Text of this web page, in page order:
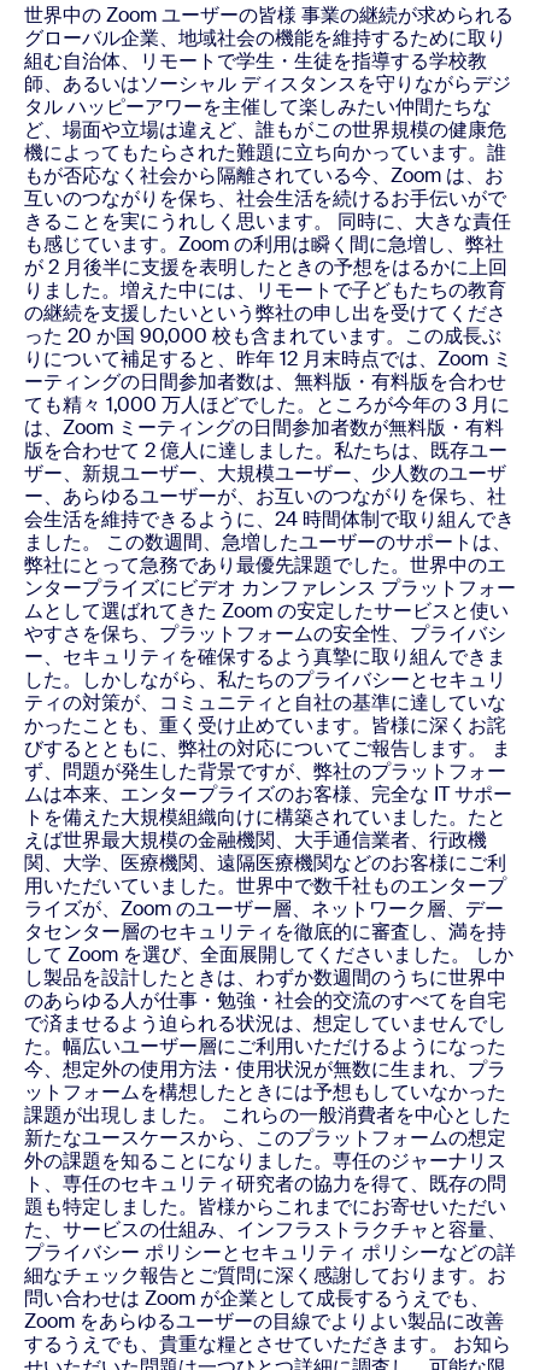
世界中の Zoom ユーザーの皆様 事業の継続が求められる
グローバル企業、地域社会の機能を維持するために取り
組む自治体、リモートで学生・生徒を指導する学校教
師、あるいはソーシャル ディスタンスを守りながらデジ
タル ハッピーアワーを主催して楽しみたい仲間たちな
ど、場面や立場は違えど、誰もがこの世界規模の健康危
機によってもたらされた難題に立ち向かっています。誰
もが否応なく社会から隔離されている今、Zoom は、お
互いのつながりを保ち、社会生活を続けるお手伝いがで
きることを実にうれしく思います。
同時に、大きな責任
も感じています。Zoom の利用は瞬く間に急増し、弊社
が 2 月後半に支援を表明したときの予想をはるかに上回
りました。増えた中には、リモートで子どもたちの教育
の継続を支援したいという弊社の申し出を受けてくださ
った 20 か国 90,000 校も含まれています。この成長ぶ
りについて補足すると、昨年 12 月末時点では、Zoom ミ
ーティングの日間参加者数は、無料版・有料版を合わせ
ても精々 1,000 万人ほどでした。ところが今年の 3 月に
は、Zoom ミーティングの日間参加者数が無料版・有料
版を合わせて 2 億人に達しました。私たちは、既存ユー
ザー、新規ユーザー、大規模ユーザー、少人数のユーザ
ー、あらゆるユーザーが、お互いのつながりを保ち、社
会生活を維持できるように、24 時間体制で取り組んでき
ました。
この数週間、急増したユーザーのサポートは、
弊社にとって急務であり最優先課題でした。世界中のエ
ンタープライズにビデオ カンファレンス プラットフォー
ムとして選ばれてきた Zoom の安定したサービスと使い
やすさを保ち、プラットフォームの安全性、プライバシ
ー、セキュリティを確保するよう真摯に取り組んできま
した。しかしながら、私たちのプライバシーとセキュリ
ティの対策が、コミュニティと自社の基準に達していな
かったことも、重く受け止めています。皆様に深くお詫
びするとともに、弊社の対応についてご報告します。
ま
ず、問題が発生した背景ですが、弊社のプラットフォー
ムは本来、エンタープライズのお客様、完全な IT サポー
トを備えた大規模組織向けに構築されていました。たと
えば世界最大規模の金融機関、大手通信業者、行政機
関、大学、医療機関、遠隔医療機関などのお客様にご利
用いただいていました。世界中で数千社ものエンタープ
ライズが、Zoom のユーザー層、ネットワーク層、デー
タセンター層のセキュリティを徹底的に審査し、満を持
して Zoom を選び、全面展開してくださいました。
しか
し製品を設計したときは、わずか数週間のうちに世界中
のあらゆる人が仕事・勉強・社会的交流のすべてを自宅
で済ませるよう迫られる状況は、想定していませんでし
た。幅広いユーザー層にご利用いただけるようになった
今、想定外の使用方法・使用状況が無数に生まれ、プラ
ットフォームを構想したときには予想もしていなかった
課題が出現しました。
これらの一般消費者を中心とした
新たなユースケースから、このプラットフォームの想定
外の課題を知ることになりました。専任のジャーナリス
ト、専任のセキュリティ研究者の協力を得て、既存の問
題も特定しました。皆様からこれまでにお寄せいただい
た、サービスの仕組み、インフラストラクチャと容量、
プライバシー ポリシーとセキュリティ ポリシーなどの詳
細なチェック報告とご質問に深く感謝しております。お
問い合わせは Zoom が企業として成長するうえでも、
Zoom をあらゆるユーザーの目線でよりよい製品に改善
するうえでも、貴重な糧とさせていただきます。
お知ら